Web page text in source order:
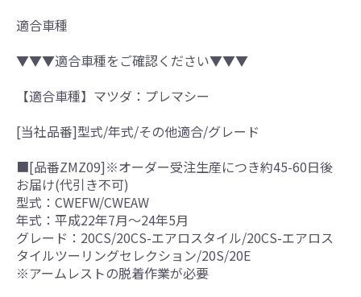
適合車種
▼▼▼適合車種をご確認ください▼▼▼
【適合車種】マツダ：プレマシー
[当社品番]型式/年式/その他適合/グレード
■[品番ZMZ09]※オーダー受注生産につき約45-60日後
お届け(代引き不可)
型式：CWEFW/CWEAW
年式：平成22年7月～24年5月
グレード：20CS/20CS-エアロスタイル/20CS-エアロス
タイルツーリングセレクション/20S/20E
※アームレストの脱着作業が必要